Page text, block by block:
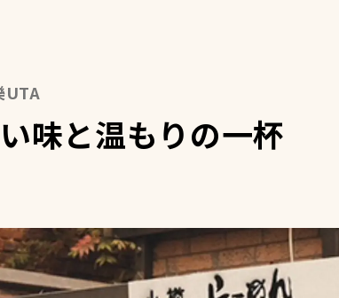
UTA
味と温もりの一杯